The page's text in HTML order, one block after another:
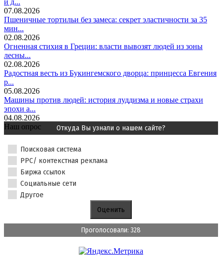
07.08.2026
Пшеничные тортильи без замеса: секрет эластичности за 35
мин...
02.08.2026
Огненная стихия в Греции: власти вывозят людей из зоны
лесны...
02.08.2026
Радостная весть из Букингемского дворца: принцесса Евгения
р...
05.08.2026
Машины против людей: история луддизма и новые страхи
эпохи а...
04.08.2026
Наш опрос
Откуда Вы узнали о нашем сайте?
Поисковая система
PPC/ контекстная реклама
Биржа ссылок
Социальные сети
Другое
Проголосовали: 328